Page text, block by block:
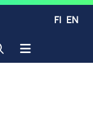
FI EN
Avaa haku